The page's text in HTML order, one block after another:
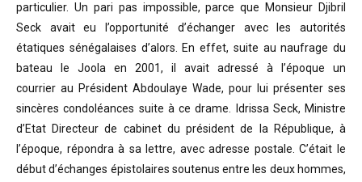
particulier. Un pari pas impossible, parce que Monsieur Djibril
Seck avait eu l’opportunité d’échanger avec les autorités
étatiques sénégalaises d’alors. En effet, suite au naufrage du
bateau le Joola en 2001, il avait adressé à l’époque un
courrier au Président Abdoulaye Wade, pour lui présenter ses
sincères condoléances suite à ce drame. Idrissa Seck, Ministre
d’Etat Directeur de cabinet du président de
la République, à
l’époque, répondra à sa lettre, avec adresse postale. C’était le
début d’échanges épistolaires soutenus entre les deux hommes,